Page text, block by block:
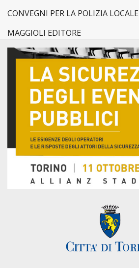
CONVEGNI PER LA POLIZIA LOCALE
MAGGIOLI EDITORE